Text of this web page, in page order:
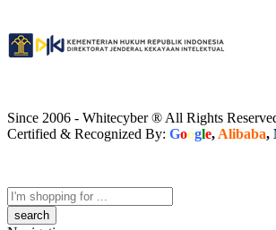
Since 2006 - Whitecyber ® All Rights
Certified & Recognized By: Google, Alibaba,
Search
here